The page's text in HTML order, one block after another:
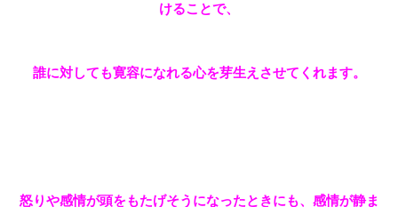
けることで、
誰に対しても寛容になれる心を芽生えさせてくれます。
怒りや感情が頭をもたげそうになったときにも、感情が静ま